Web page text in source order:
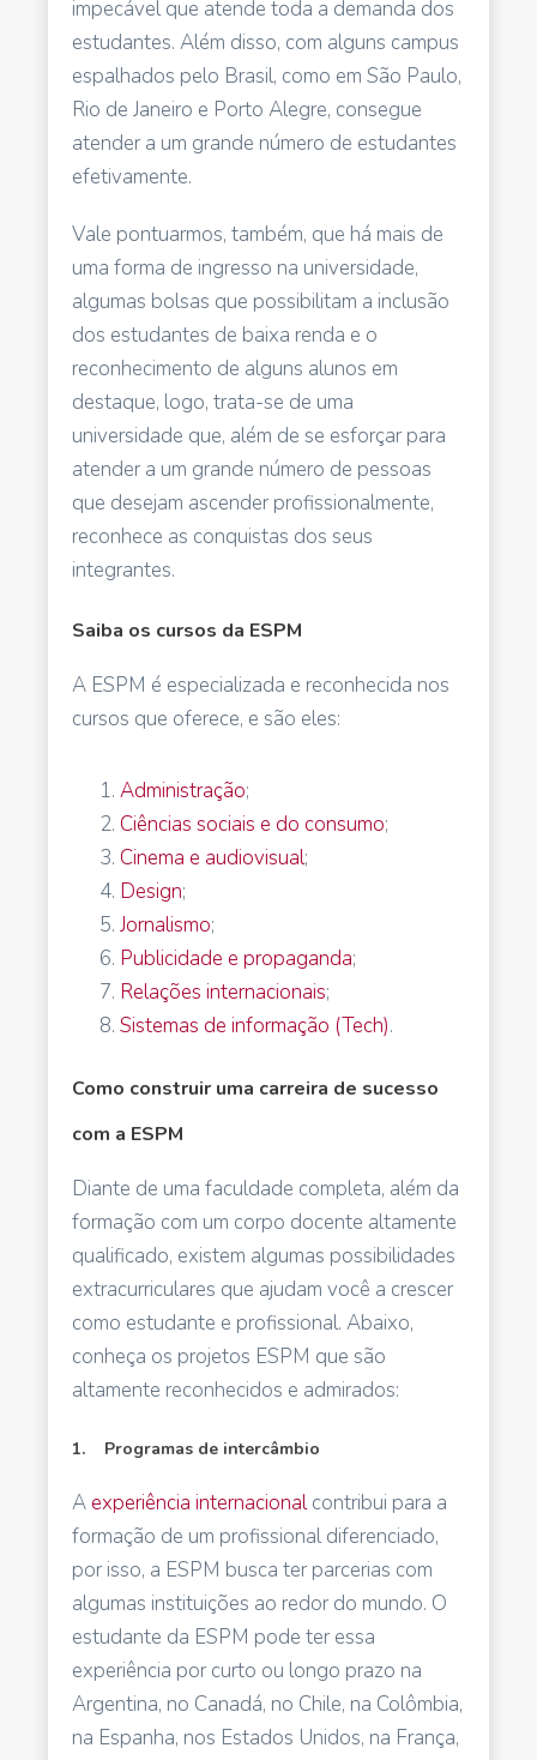
impecável que atende toda a demanda dos
estudantes. Além disso, com alguns campus
espalhados pelo Brasil, como em São Paulo,
Rio de Janeiro e Porto Alegre, consegue
atender a um grande número de estudantes
efetivamente.
Vale pontuarmos, também, que há mais de
uma forma de ingresso na universidade,
algumas bolsas que possibilitam a inclusão
dos estudantes de baixa renda e o
reconhecimento de alguns alunos em
destaque, logo, trata-se de uma
universidade que, além de se esforçar para
atender a um grande número de pessoas
que desejam ascender profissionalmente,
reconhece as conquistas dos seus
integrantes.
Saiba os cursos da ESPM
A ESPM é especializada e reconhecida nos
cursos que oferece, e são eles:
Administração;
Ciências sociais e do consumo;
Cinema e audiovisual;
Design;
Jornalismo;
Publicidade e propaganda;
Relações internacionais;
Sistemas de informação (Tech).
Como construir uma carreira de sucesso
com a ESPM
Diante de uma faculdade completa, além da
formação com um corpo docente altamente
qualificado, existem algumas possibilidades
extracurriculares que ajudam você a crescer
como estudante e profissional. Abaixo,
conheça os projetos ESPM que são
altamente reconhecidos e admirados:
1. Programas de intercâmbio
A experiência internacionalcontribui para a
formação de um profissional diferenciado,
por isso, a ESPM busca ter parcerias com
algumas instituições ao redor do mundo. O
estudante da ESPM pode ter essa
experiência por curto ou longo prazo na
Argentina, no Canadá, no Chile, na Colômbia,
na Espanha, nos Estados Unidos, na França,